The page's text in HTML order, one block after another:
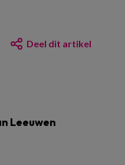
Deel dit artikel
Leeuwen